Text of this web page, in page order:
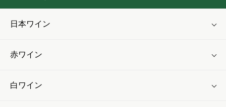
日本ワイン
赤ワイン
白ワイン